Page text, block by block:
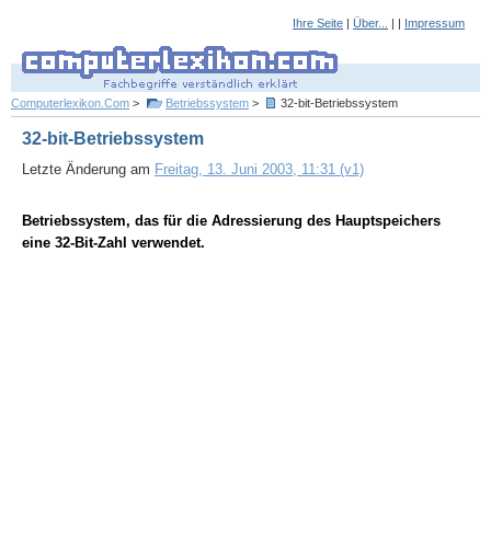
Ihre Seite | Über... | | Impressum
Computerlexikon.Com > Betriebssystem > 32-bit-Betriebssystem
32-bit-Betriebssystem
Letzte Änderung am Freitag, 13. Juni 2003, 11:31 (v1)
Betriebssystem, das für die Adressierung des Hauptspeichers
eine 32-Bit-Zahl verwendet.